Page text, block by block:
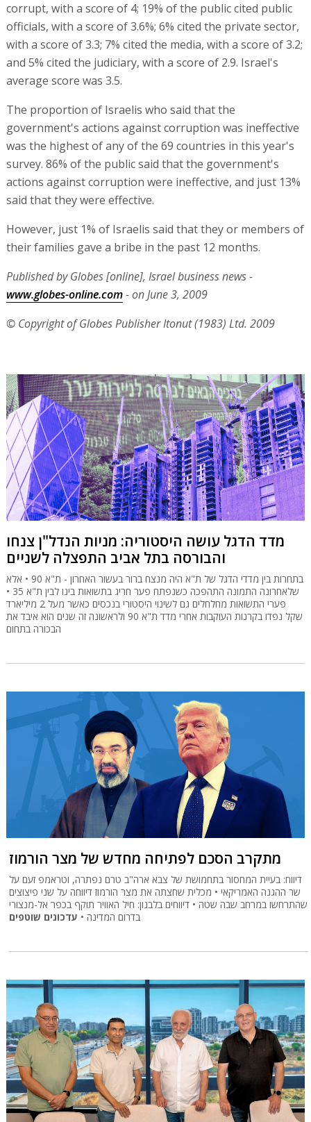
corrupt, with a score of 4; 19% of the public cited public
officials, with a score of 3.6%; 6% cited the private sector,
with a score of 3.3; 7% cited the media, with a score of 3.2;
and 5% cited the judiciary, with a score of 2.9. Israel's
average score was 3.5.
The proportion of Israelis who said that the
government's actions against corruption was ineffective
was the highest of any of the 69 countries in this year's
survey. 86% of the public said that the government's
actions against corruption were ineffective, and just 13%
said that they were effective.
However, just 1% of Israelis said that they or members of
their families gave a bribe in the past 12 months.
Published by Globes [online], Israel business news -
www.globes-online.com- on June 3, 2009
© Copyright of Globes Publisher Itonut (1983) Ltd. 2009
מדד הדגל עושה היסטוריה: מניות הנדל"ן צנחו
והבורסה בתל אביב התפצלה לשניים
בתחרות בין מדדי הדגל של ת"א היה מנצח ברור בעשור האחרון - ת"א 90 • אלא
שלאחרונה התמונה התהפכה כשנפתח פער חריג בתשואות בינו לבין ת"א 35 •
פערי התשואות מחלחלים גם לשינוי היסטורי בנכסים כאשר מעל 2 מיליארד
שקל נפדו בקרנות העוקבות אחרי מדד ת"א 90 ולראשונה זה שנים הוא איבד את
הבכורה בתחום
מתקרב הסכם לפתיחה מחדש של מצר הורמוז
דיווח: בעיית המחסור בתחמושת של צבא ארה"ב טרם נפתרה, וטראמפ זעם על
שר ההגנה האמריקאי • מכלית שחצתה את מצר הורמוז דיווחה על שני פיצוצים
שהתרחשו במרחב שבה שטה • דיווחים בלבנון: חיל האוויר תוקף בכפר אל-מנצורי
בדרום המדינה • עדכונים שוטפים